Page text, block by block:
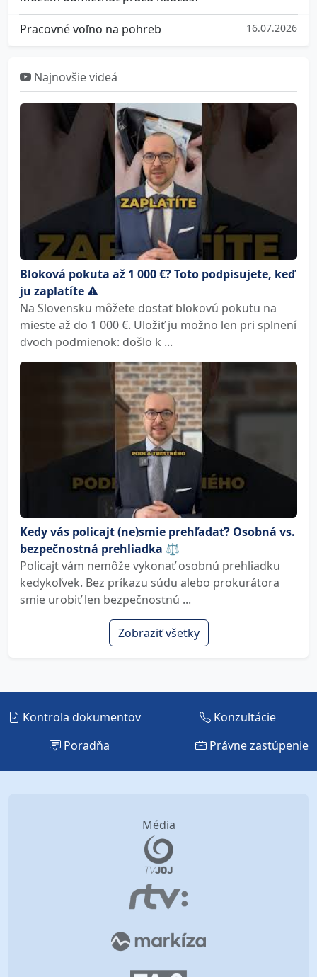
Pracovné voľno na pohreb 16.07.2026
Najnovšie videá
Bloková pokuta až 1 000 €? Toto podpisujete, keď
ju zaplatíte ⚠️
Na Slovensku môžete dostať blokovú pokutu na
mieste až do 1 000 €. Uložiť ju možno len pri splnení
dvoch podmienok: došlo k ...
Kedy vás policajt (ne)smie prehľadať? Osobná vs.
bezpečnostná prehliadka ⚖️
Policajt vám nemôže vykonať osobnú prehliadku
kedykoľvek. Bez príkazu súdu alebo prokurátora
smie urobiť len bezpečnostnú ...
Zobraziť všetky
Kontrola dokumentov
Konzultácie
Poradňa
Právne zastúpenie
Média